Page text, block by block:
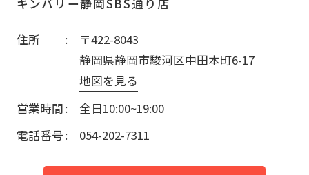
キンバリー静岡SBS通り店
住所
〒422-8043
静岡県静岡市駿河区中田本町6-17
地図を見る
営業時間
全日10:00~19:00
電話番号
054-202-7311